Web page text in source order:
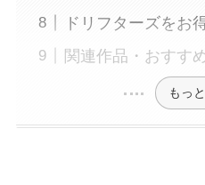
ドリフターズをお
関連作品・おすす
もっ